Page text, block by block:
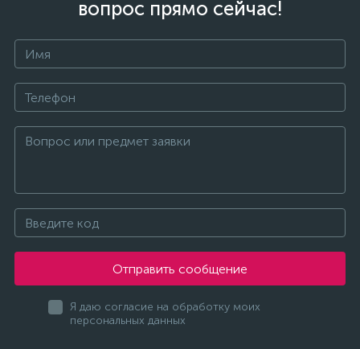
вопрос прямо сейчас!
Отправить сообщение
Я даю согласие на обработку моих
персональных данных